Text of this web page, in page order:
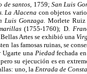
de santos, 1759; San Luis
La Alacena con objetos
Luis Gonzaga. Morlete Ruiz
(1755-1760); D.
Artes se exhibió una
las famosas ruinas, se
Ugarte una Piedadfechada en
su ejecución es en
uno, la Entrada de